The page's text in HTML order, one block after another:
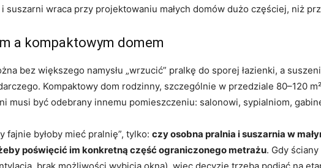
suszarni wraca przy projektowaniu małych domów dużo częściej, niż
a kompaktowym domem
bez większego namysłu „wrzucić” pralkę do sporej łazienki, a
Kompaktowy dom rodzinny, szczególnie w przedziale 80–120
musi być odebrany innemu pomieszczeniu: salonowi, sypialniom,
fajnie byłoby mieć pralnię”, tylko: czy osobna pralnia i suszarnia w
poświęcić im konkretną część ograniczonego metrażu. Gdy